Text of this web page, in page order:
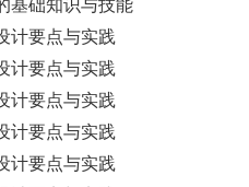
基础知识与技能
计要点与实践
计要点与实践
计要点与实践
计要点与实践
计要点与实践